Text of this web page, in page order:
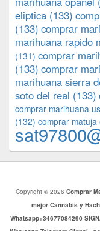
eliptica (133)
(133) comprar
marihuana rapido
(131) comprar
(133) comprar
marihuana sierra
soto del real (133)
comprar marihuana
(132) comprar matuja
Copyright © 2026 Comprar
mejor Cannabis y
Whatsapp+34677084290